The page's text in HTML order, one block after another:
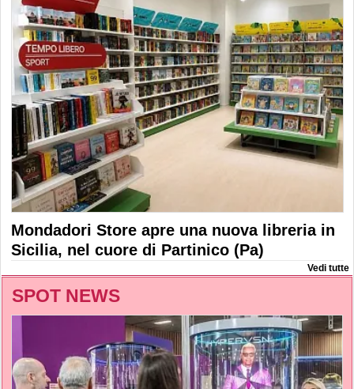
Mondadori Store apre una nuova libreria in
Sicilia, nel cuore di Partinico (Pa)
Vedi tutte
SPOT NEWS